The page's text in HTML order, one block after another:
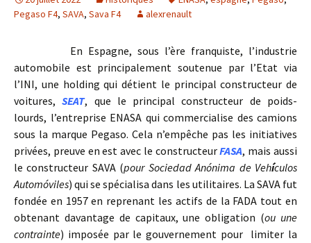
Pegaso F4, SAVA, Sava F4 alexrenault
En Espagne, sous l’ère franquiste, l’industrie
automobile est principalement soutenue par l’Etat via
l’INI, une holding qui détient le principal constructeur de
voitures,SEAT, que le principal constructeur de poids-
lourds, l’entreprise ENASA qui commercialise des camions
sous la marque Pegaso. Cela n’empêche pas les initiatives
privées, preuve en est avec le constructeurFASA, mais aussi
le constructeur SAVA (pour Sociedad Anónima de Vehículos
Automóviles) qui se spécialisa dans les utilitaires. La SAVA fut
fondée en 1957 en reprenant les actifs de la FADA tout en
obtenant davantage de capitaux, une obligation (ou une
contrainte) imposée par le gouvernement pour limiter la